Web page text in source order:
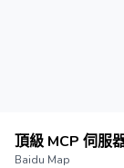
頂級 MCP 伺服
Baidu Map